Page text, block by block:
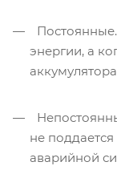
энергии, а
не поддается
аварийной